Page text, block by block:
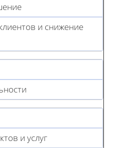
и снижение
и услуг